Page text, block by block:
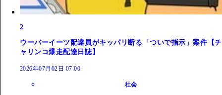
2
ウーバーイーツ配達員がキッパリ断る「ついで指示」案件【チ
ャリンコ爆走配達日誌】
2026年07月02日 07:00
社会